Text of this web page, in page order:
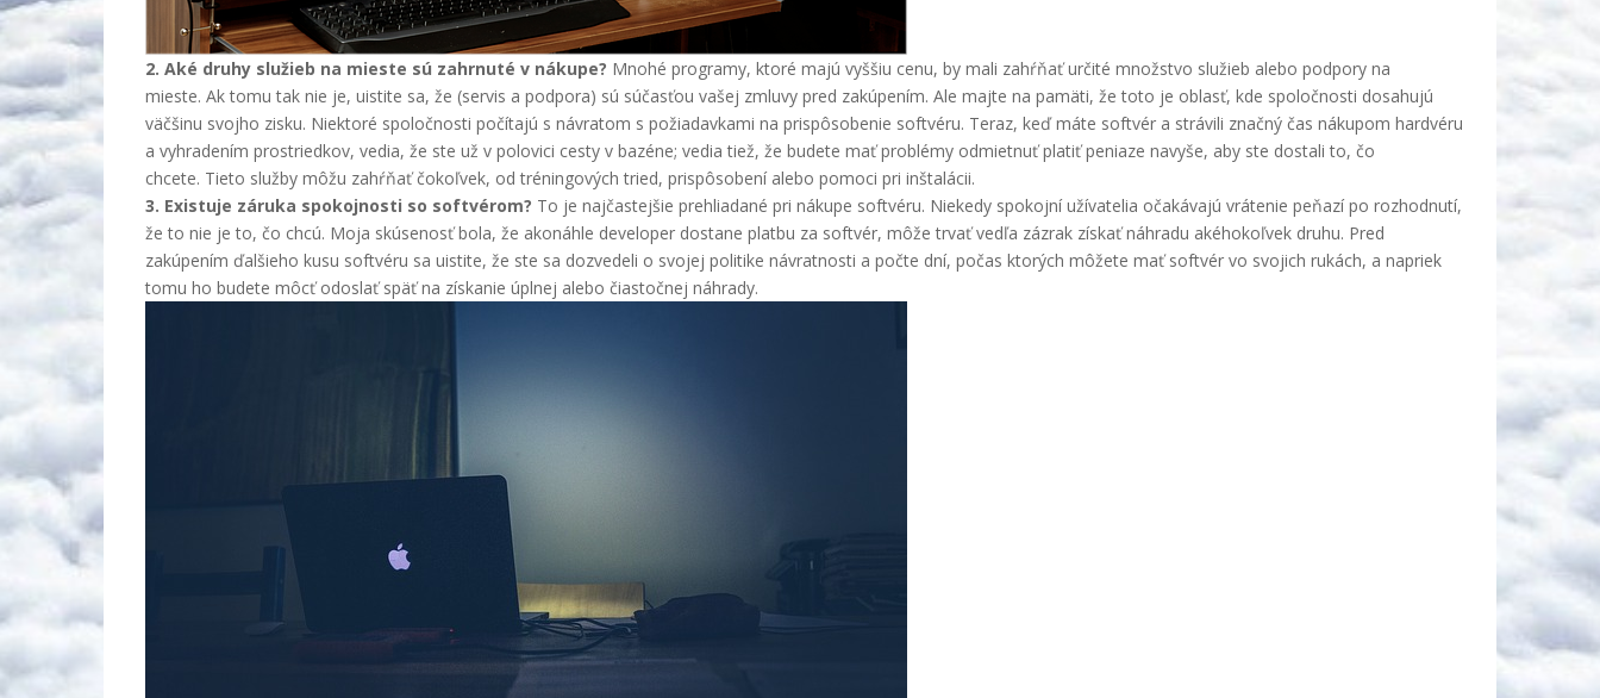
2. Aké druhy služieb na mieste sú zahrnuté v nákupe? Mnohé programy, ktoré majú vyššiu cenu, by mali zahŕňať určité množstvo služieb alebo podpory na
mieste. Ak tomu tak nie je, uistite sa, že (servis a podpora) sú súčasťou vašej zmluvy pred zakúpením. Ale majte na pamäti, že toto je oblasť, kde spoločnosti dosahujú
väčšinu svojho zisku. Niektoré spoločnosti počítajú s návratom s požiadavkami na prispôsobenie softvéru. Teraz, keď máte softvér a strávili značný čas nákupom hardvéru
a vyhradením prostriedkov, vedia, že ste už v polovici cesty v bazéne; vedia tiež, že budete mať problémy odmietnuť platiť peniaze navyše, aby ste dostali to, čo
chcete. Tieto služby môžu zahŕňať čokoľvek, od tréningových tried, prispôsobení alebo pomoci pri inštalácii.
3. Existuje záruka spokojnosti so softvérom? To je najčastejšie prehliadané pri nákupe softvéru. Niekedy spokojní užívatelia očakávajú vrátenie peňazí po rozhodnutí,
že to nie je to, čo chcú. Moja skúsenosť bola, že akonáhle developer dostane platbu za softvér, môže trvať vedľa zázrak získať náhradu akéhokoľvek druhu. Pred
zakúpením ďalšieho kusu softvéru sa uistite, že ste sa dozvedeli o svojej politike návratnosti a počte dní, počas ktorých môžete mať softvér vo svojich rukách, a napriek
tomu ho budete môcť odoslať späť na získanie úplnej alebo čiastočnej náhrady.